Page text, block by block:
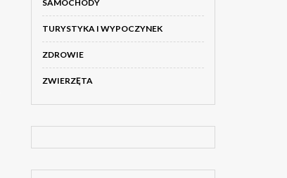
SAMOCHODY
TURYSTYKA I WYPOCZYNEK
ZDROWIE
ZWIERZĘTA